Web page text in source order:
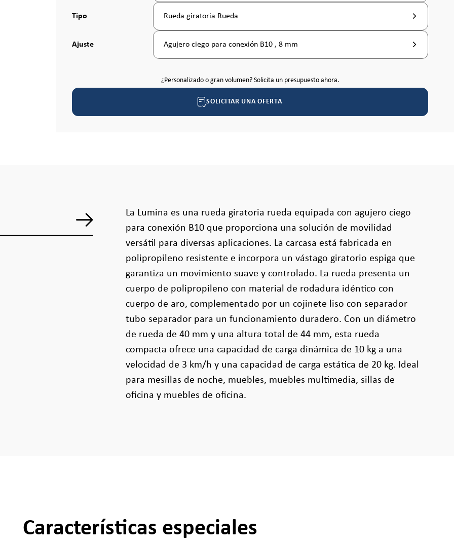
Seleccione
Tipo Rueda giratoria Rueda
Seleccione
Ajuste Agujero ciego para conexión B10 , 8 mm
¿Personalizado o gran volumen? Solicita un presupuesto ahora.
SOLICITAR UNA OFERTA
La Lumina es una rueda giratoria rueda equipada con agujero ciego
para conexión B10 que proporciona una solución de movilidad
versátil para diversas aplicaciones. La carcasa está fabricada en
polipropileno resistente e incorpora un vástago giratorio espiga que
garantiza un movimiento suave y controlado. La rueda presenta un
cuerpo de polipropileno con material de rodadura idéntico con
cuerpo de aro, complementado por un cojinete liso con separador
tubo separador para un funcionamiento duradero. Con un diámetro
de rueda de 40 mm y una altura total de 44 mm, esta rueda
compacta ofrece una capacidad de carga dinámica de 10 kg a una
velocidad de 3 km/h y una capacidad de carga estática de 20 kg. Ideal
para mesillas de noche, muebles, muebles multimedia, sillas de
oficina y muebles de oficina.
Características especiales